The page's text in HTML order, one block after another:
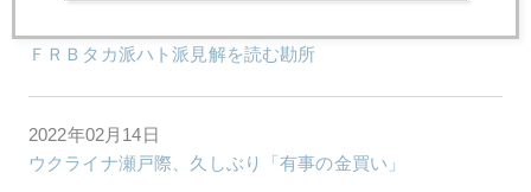
ＦＲＢタカ派ハト派見解を読む勘所
2022年02月14日
ウクライナ瀬戸際、久しぶり「有事の金買い」